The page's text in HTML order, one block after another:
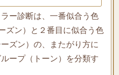
ー診断は、一番似合う色
ズン）と２番目に似合う色
ズン）の、またがり方に
ープ（トーン）を分類す